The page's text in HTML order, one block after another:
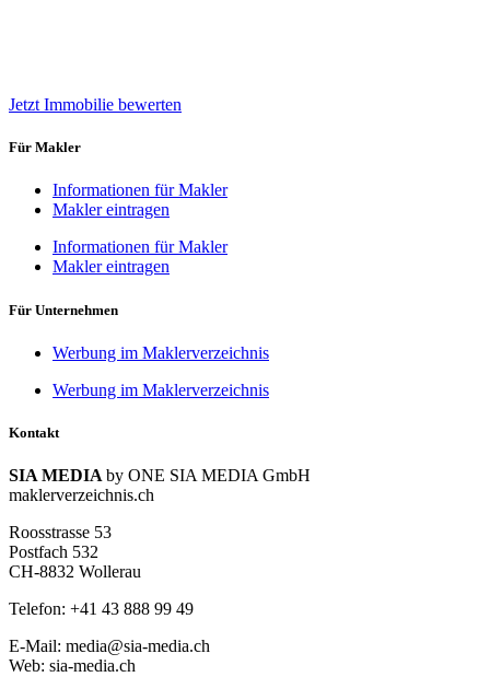
Jetzt Immobilie bewerten
Für Makler
Informationen für Makler
Makler eintragen
Informationen für Makler
Makler eintragen
Für Unternehmen
Werbung im Maklerverzeichnis
Werbung im Maklerverzeichnis
Kontakt
SIA MEDIA by ONE SIA MEDIA GmbH
maklerverzeichnis.ch
Roosstrasse 53
Postfach 532
CH-8832 Wollerau
Telefon: +41 43 888 99 49
E-Mail: media@sia-media.ch
Web: sia-media.ch